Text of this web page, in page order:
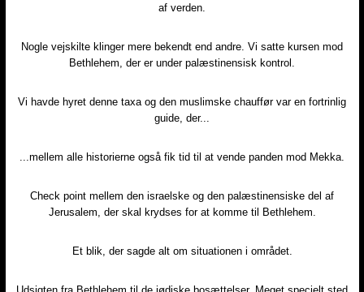
af verden.​
Nogle vejskilte klinger mere bekendt end andre. Vi satte kursen mod
Bethlehem, der er under palæstinensisk kontrol.​
Vi havde hyret denne taxa og den muslimske chauffør var en fortrinlig
guide, der...​
...mellem alle historierne også fik tid til at vende panden mod Mekka.​
Check point mellem den israelske og den palæstinensiske del af
Jerusalem, der skal krydses for at komme til Bethlehem.​
Et blik, der sagde alt om situationen i området.​
Udsigten fra Bethlehem til de jødiske bosættelser. Meget specielt sted